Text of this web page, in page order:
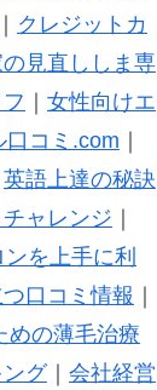
クレジットカ
見直ししま専
女性向けエ
口コミ.com
英語上達の秘訣
ャレンジ
を上手に利
口コミ情報
めの薄毛治療
グ｜ 会社経営